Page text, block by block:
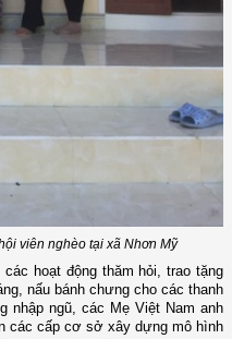
viên nghèo tại xã Nhơn Mỹ
hoạt động thăm hỏi, trao tặng
nấu bánh chưng cho các thanh
nhập ngũ, các Mẹ Việt Nam anh
các cấp cơ sở xây dựng mô hình